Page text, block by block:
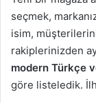
seçmek,
isim,
rakiplerinizden
modern Türkçe
göre listeledik.